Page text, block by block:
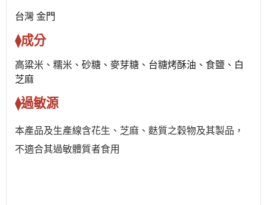
台灣 金門
⧫成分
高粱米、糯米、砂糖、麥芽糖、台糖烤酥油、食鹽、白
芝麻
⧫過敏源
本產品及生產線含花生、芝麻、麩質之穀物及其製品，
不適合其過敏體質者食用